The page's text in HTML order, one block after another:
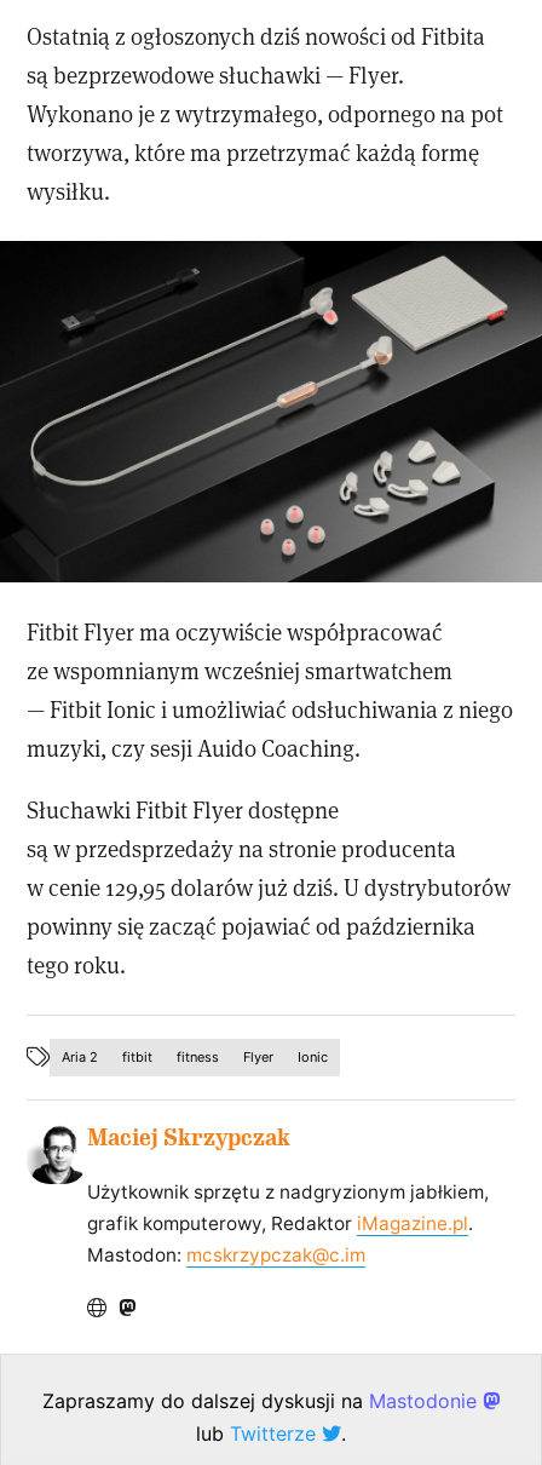
Ostatnią z ogłoszonych dziś nowości od Fitbita
są bezprzewodowe słuchawki — Flyer.
Wykonano je z wytrzymałego, odpornego na pot
tworzywa, które ma przetrzymać każdą formę
wysiłku.
Fitbit Flyer ma oczywiście współpracować
ze wspomnianym wcześniej smartwatchem
— Fitbit Ionic i umożliwiać odsłuchiwania z niego
muzyki, czy sesji Auido Coaching.
Słuchawki Fitbit Flyer dostępne
są w przedsprzedaży na stronie producenta
w cenie 129,95 dolarów już dziś. U dystrybutorów
powinny się zacząć pojawiać od października
tego roku.
Aria 2 fitbit fitness Flyer Ionic
Maciej Skrzypczak
Użytkownik sprzętu z nadgryzionym jabłkiem,
grafik komputerowy, Redaktor iMagazine.pl.
Mastodon: mcskrzypczak@c.im
Zapraszamy do dalszej dyskusji na Mastodonie
lub Twitterze .